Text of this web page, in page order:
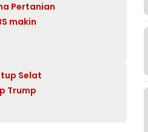
Pertanian
makin
Selat
Trump